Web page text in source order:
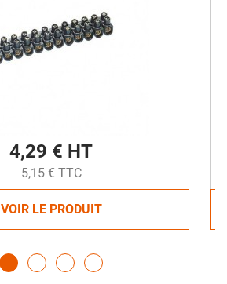
4,29 € HT
5,15 € TTC
VOIR LE PRODUIT